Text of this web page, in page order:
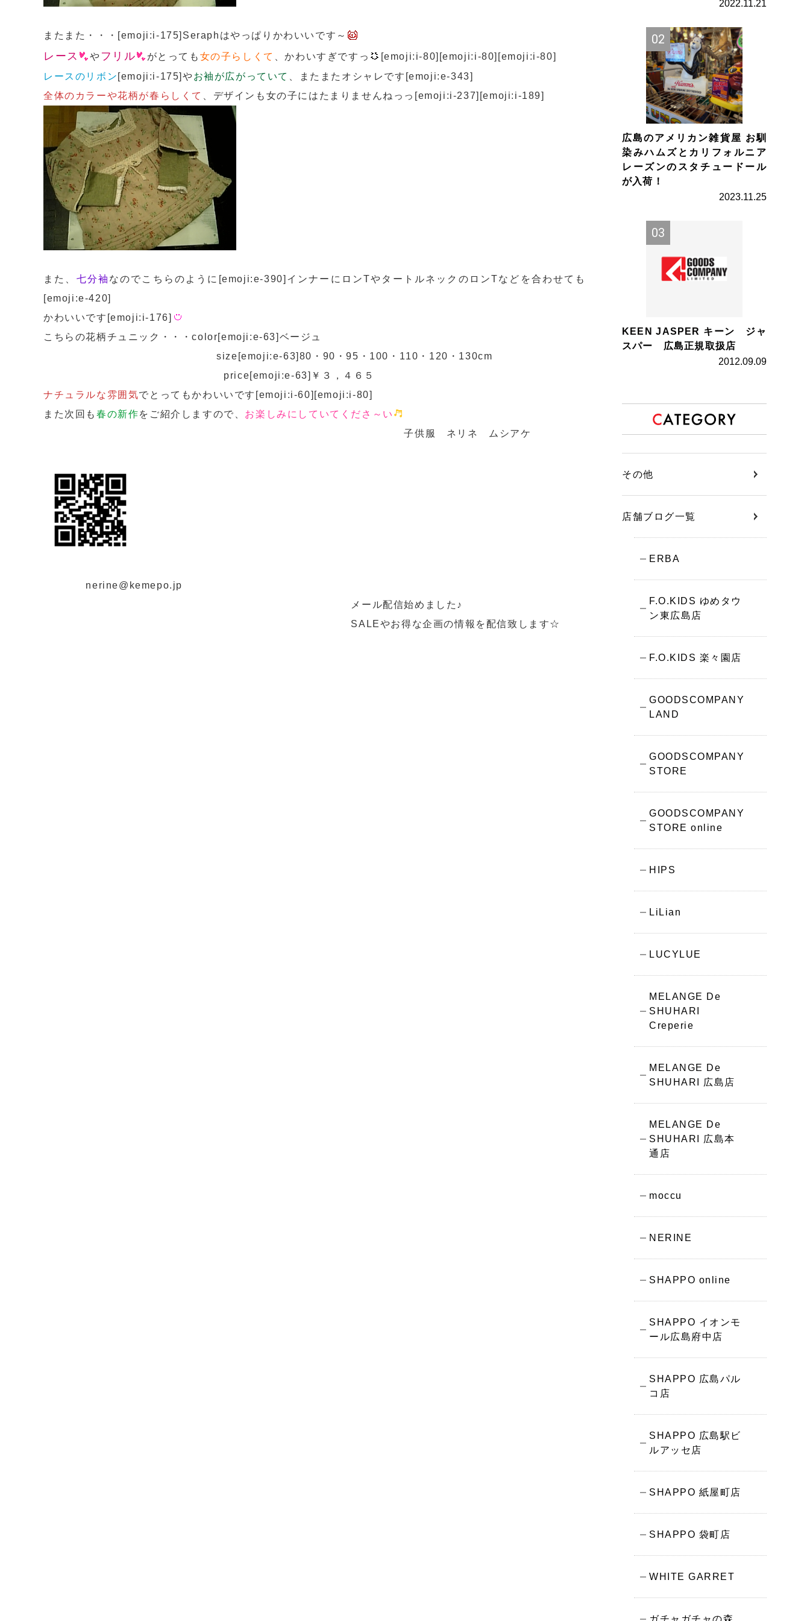
またまた・・・[emoji:i-175]Seraphはやっぱりかわいいです～
レース や フリル がとっても 女の子らしくて 、かわいすぎですっ
[emoji:i-80][emoji:i-80][emoji:i-80]
レースのリボン [emoji:i-175]やお袖が広がっていて
、またまたオシャレです[emoji:e-343]
全体のカラーや花柄が春らしくて
、デザインも女の子にはたまりませんねっっ[emoji:i-237][emoji:i-189]
また、 七分袖 なのでこちらのように[emoji:e-390]インナーにロンTやタートルネックのロンTなどを合わせても
[emoji:e-420]
かわいいです[emoji:i-176]
こちらの花柄チュニック・・・color[emoji:e-63]ベージュ
size[emoji:e-63]80・90・95・100・110・120・130cm
price[emoji:e-63]￥３，４６５
ナチュラルな雰囲気でとってもかわいいです[emoji:i-60][emoji:i-80]
また次回も 春の新作をご紹介しますので、 お楽しみにしていてくださ～い
子供服 ネリネ ムシアケ
nerine@kemepo.jp
メール配信始めました♪
SALEやお得な企画の情報を配信致します☆
2022.11.21
広島のアメリカン雑貨屋 お馴
染みハムズとカリフォルニア
レーズンのスタチュードール
が入荷！
2023.11.25
KEEN JASPER キーン ジャ
スパー 広島正規取扱店
2012.09.09
その他
店舗ブログ一覧
ERBA
F.O.KIDS ゆめタウ
ン東広島店
F.O.KIDS 楽々園店
GOODSCOMPANY
LAND
GOODSCOMPANY
STORE
GOODSCOMPANY
STORE online
HIPS
LiLian
LUCYLUE
MELANGE De
SHUHARI
Creperie
MELANGE De
SHUHARI 広島店
MELANGE De
SHUHARI 広島本
通店
moccu
NERINE
SHAPPO online
SHAPPO イオンモ
ール広島府中店
SHAPPO 広島パル
コ店
SHAPPO 広島駅ビ
ルアッセ店
SHAPPO 紙屋町店
SHAPPO 袋町店
WHITE GARRET
ガチャガチャの森